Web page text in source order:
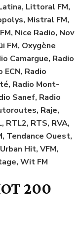
Littoral FM,
Mistral FM,
Nice Radio, Nov
FM, Oxygène
Camargue, Radio
Radio
Radio Mont-
Sanef, Radio
Raje,
RTL2, RTS, RVA,
Tendance Ouest,
Hit, VFM,
Wit FM
200